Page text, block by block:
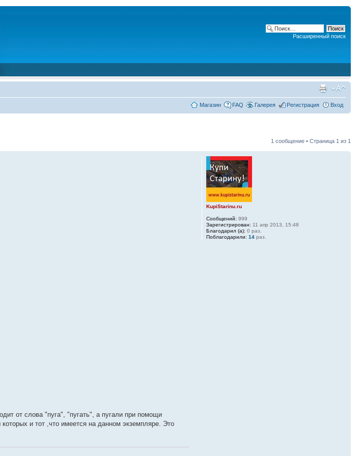
Расширенный поиск
Магазин FAQ Галерея Регистрация Вход
1 сообщение • Страница 1 из 1
от слова "пуга", "пугать", а пугали при помощи
и тот ,что имеется на данном экземпляре. Это
KupiStarinu.ru
Сообщений: 999
Зарегистрирован: 11 апр 2013, 15:48
Благодарил (а): 0 раз.
Поблагодарили: 14раз.